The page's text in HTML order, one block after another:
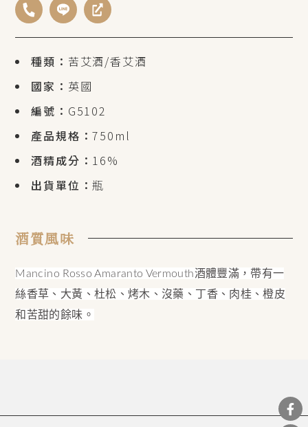
種類： 苦艾酒/香艾酒
國家： 英國
編號： G5102
產品規格：750ml
酒精成分： 16%
出貨單位：瓶
酒質風味
Mancino Rosso Amaranto Vermouth酒體豐滿，帶有一
絲香草、大黃、杜松、烤木、沒藥、丁香、肉桂、橙皮
和苦甜的餘味。